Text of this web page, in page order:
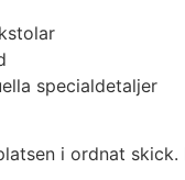
specialdetaljer
i ordnat